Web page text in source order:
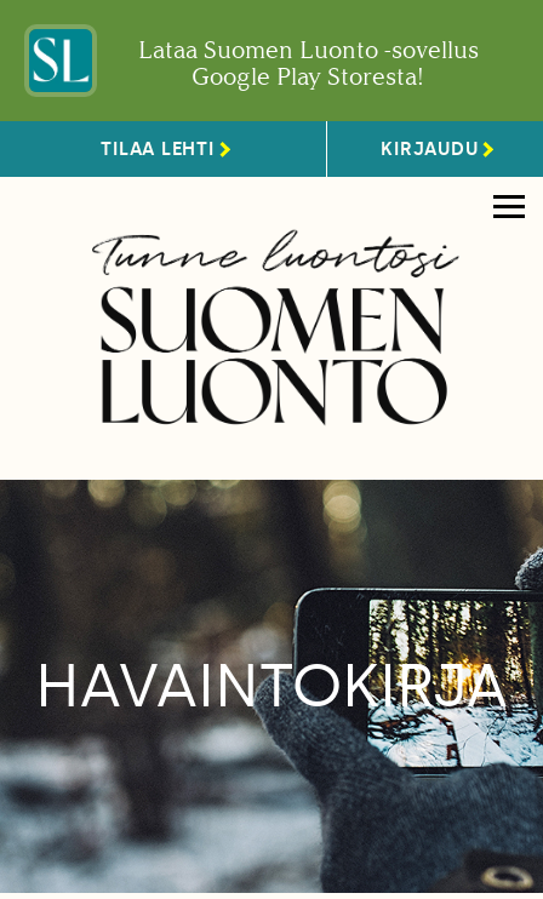
Lataa Suomen Luonto -sovellus
Google Play Storesta!
TILAA LEHTI KIRJAUDU
HAVAINTOKIRJA